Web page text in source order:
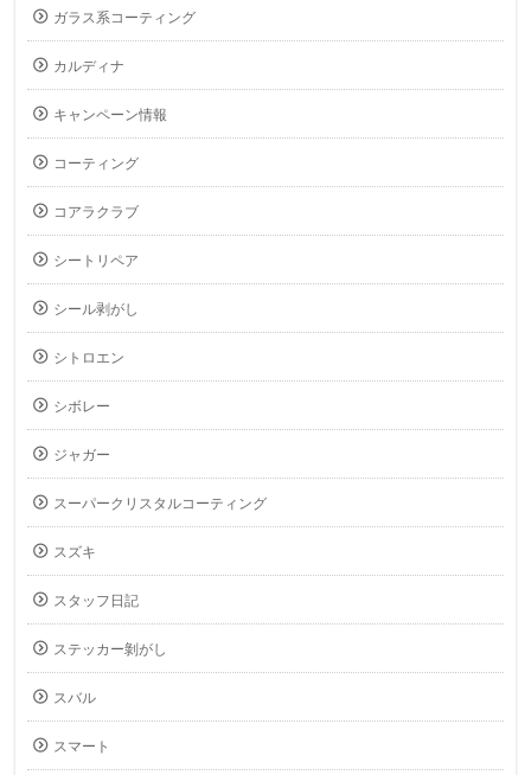
ガラス系コーティング
カルディナ
キャンペーン情報
コーティング
コアラクラブ
シートリペア
シール剥がし
シトロエン
シボレー
ジャガー
スーパークリスタルコーティング
スズキ
スタッフ日記
ステッカー剝がし
スバル
スマート